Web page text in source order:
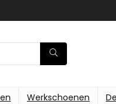
Werkschoenen